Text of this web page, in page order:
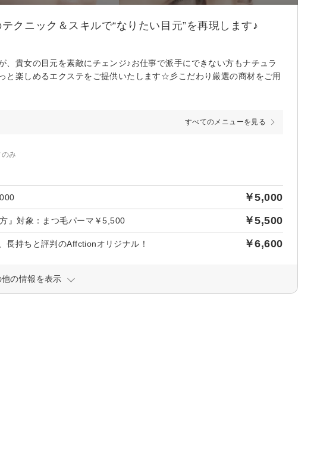
クニック＆スキルで“なりたい目元”を再現します♪
貴女の目元を素敵にチェンジ♪お仕事で派手にできない方もナチュラ
と楽しめるエクステをご提供いたします☆彡こだわり厳選の商材をご用
すべてのメニューを見る
のみ
￥5,000
』対象：まつ毛パーマ￥5,500 ￥5,500
長持ちと評判のAffctionオリジナル！ ￥6,600
他の情報を表示